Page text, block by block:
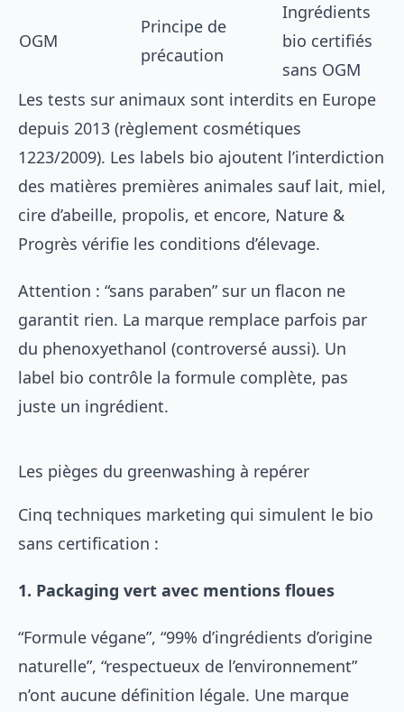
OGM
Principe de
précaution
Ingrédients
bio certifiés
sans OGM
Les tests sur animaux sont interdits en Europe
depuis 2013 (règlement cosmétiques
1223/2009). Les labels bio ajoutent l’interdiction
des matières premières animales sauf lait, miel,
cire d’abeille, propolis, et encore, Nature &
Progrès vérifie les conditions d’élevage.
Attention : “sans paraben” sur un flacon ne
garantit rien. La marque remplace parfois par
du phenoxyethanol (controversé aussi). Un
label bio contrôle la formule complète, pas
juste un ingrédient.
Les pièges du greenwashing à repérer
Cinq techniques marketing qui simulent le bio
sans certification :
1. Packaging vert avec mentions floues
“Formule végane”, “99% d’ingrédients d’origine
naturelle”, “respectueux de l’environnement”
n’ont aucune définition légale. Une marque